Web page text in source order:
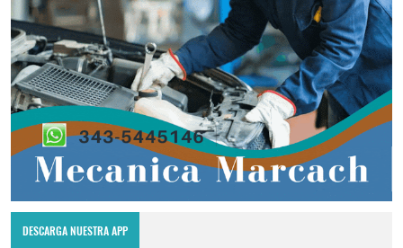
DESCARGA NUESTRA APP